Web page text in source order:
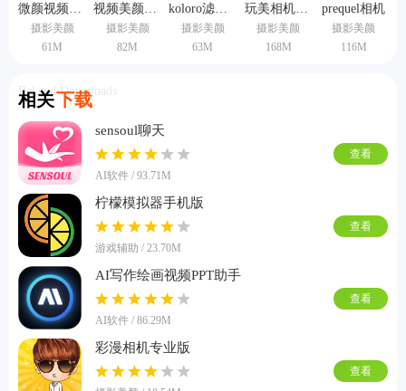
摄影美颜
61M
摄影美颜
82M
摄影美颜
63M
玩美相机手机版
摄影美颜
168M
prequel相机
摄影美颜
116M
相关下载
Related Downloads
sensoul聊天
AI软件 / 93.71M
查看
柠檬模拟器手机版
游戏辅助 / 23.70M
查看
AI写作绘画视频PPT助手
AI软件 / 86.29M
查看
彩漫相机专业版
查看